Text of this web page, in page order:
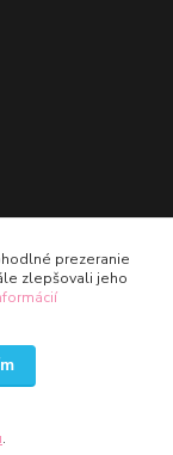
prezeranie
zlepšovali jeho
.